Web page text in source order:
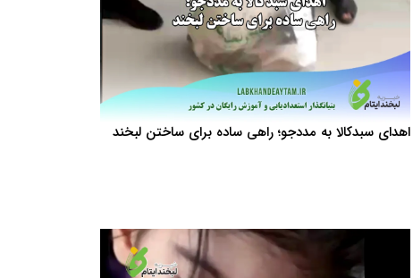
اهدای سبدکالا به مددجو؛ راهی ساده برای ساختن لبخند